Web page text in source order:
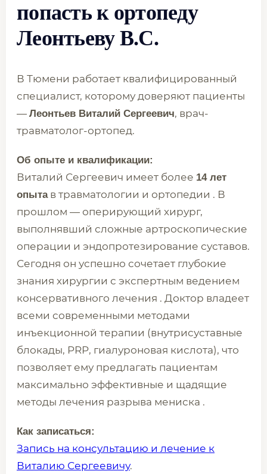
попасть к ортопеду
Леонтьеву В.С.
В Тюмени работает квалифицированный
специалист, которому доверяют пациенты
— Леонтьев Виталий Сергеевич, врач-
травматолог-ортопед.
Об опыте и квалификации:
Виталий Сергеевич имеет более 14 лет
опытав травматологии и ортопедии . В
прошлом — оперирующий хирург,
выполнявший сложные артроскопические
операции и эндопротезирование суставов.
Сегодня он успешно сочетает глубокие
знания хирургии с экспертным ведением
консервативного лечения . Доктор владеет
всеми современными методами
инъекционной терапии (внутрисуставные
блокады, PRP, гиалуроновая кислота), что
позволяет ему предлагать пациентам
максимально эффективные и щадящие
методы лечения разрыва мениска .
Как записаться:
Запись на консультацию и лечение к
Виталию Сергеевичу.